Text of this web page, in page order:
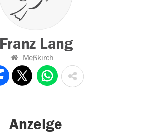
Franz Lang
Meßkirch
Anzeige